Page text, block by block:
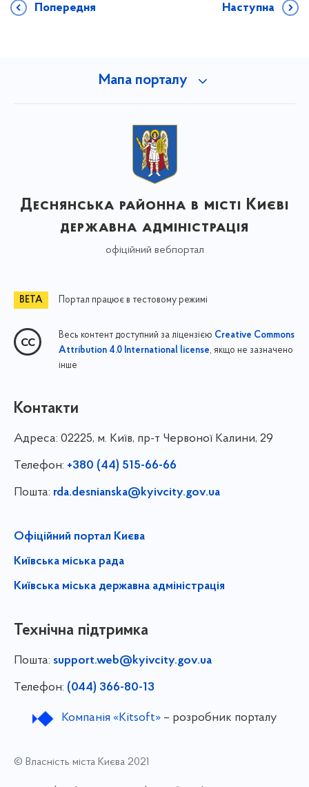
Попередня Наступна
Мапа порталу
Деснянська районна в місті Києві
державна адміністрація
офіційний вебпортал
Портал працює в тестовому режимі
Весь контент доступний за ліцензією Creative Commons
Attribution 4.0 International license, якщо не зазначено
інше
Контакти
Адреса: 02225, м. Київ, пр-т Червоної Калини, 29
Телефон: +380 (44) 515-66-66
Пошта: rda.desnianska@kyivcity.gov.ua
Офіційний портал Києва
Київська міська рада
Київська міська державна адміністрація
Технічна підтримка
Пошта: support.web@kyivcity.gov.ua
Телефон: (044) 366-80-13
Компанія «Kitsoft»– розробник порталу
© Власність міста Києва 2021